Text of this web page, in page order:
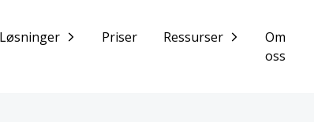
Løsninger Priser Ressurser
Om
oss